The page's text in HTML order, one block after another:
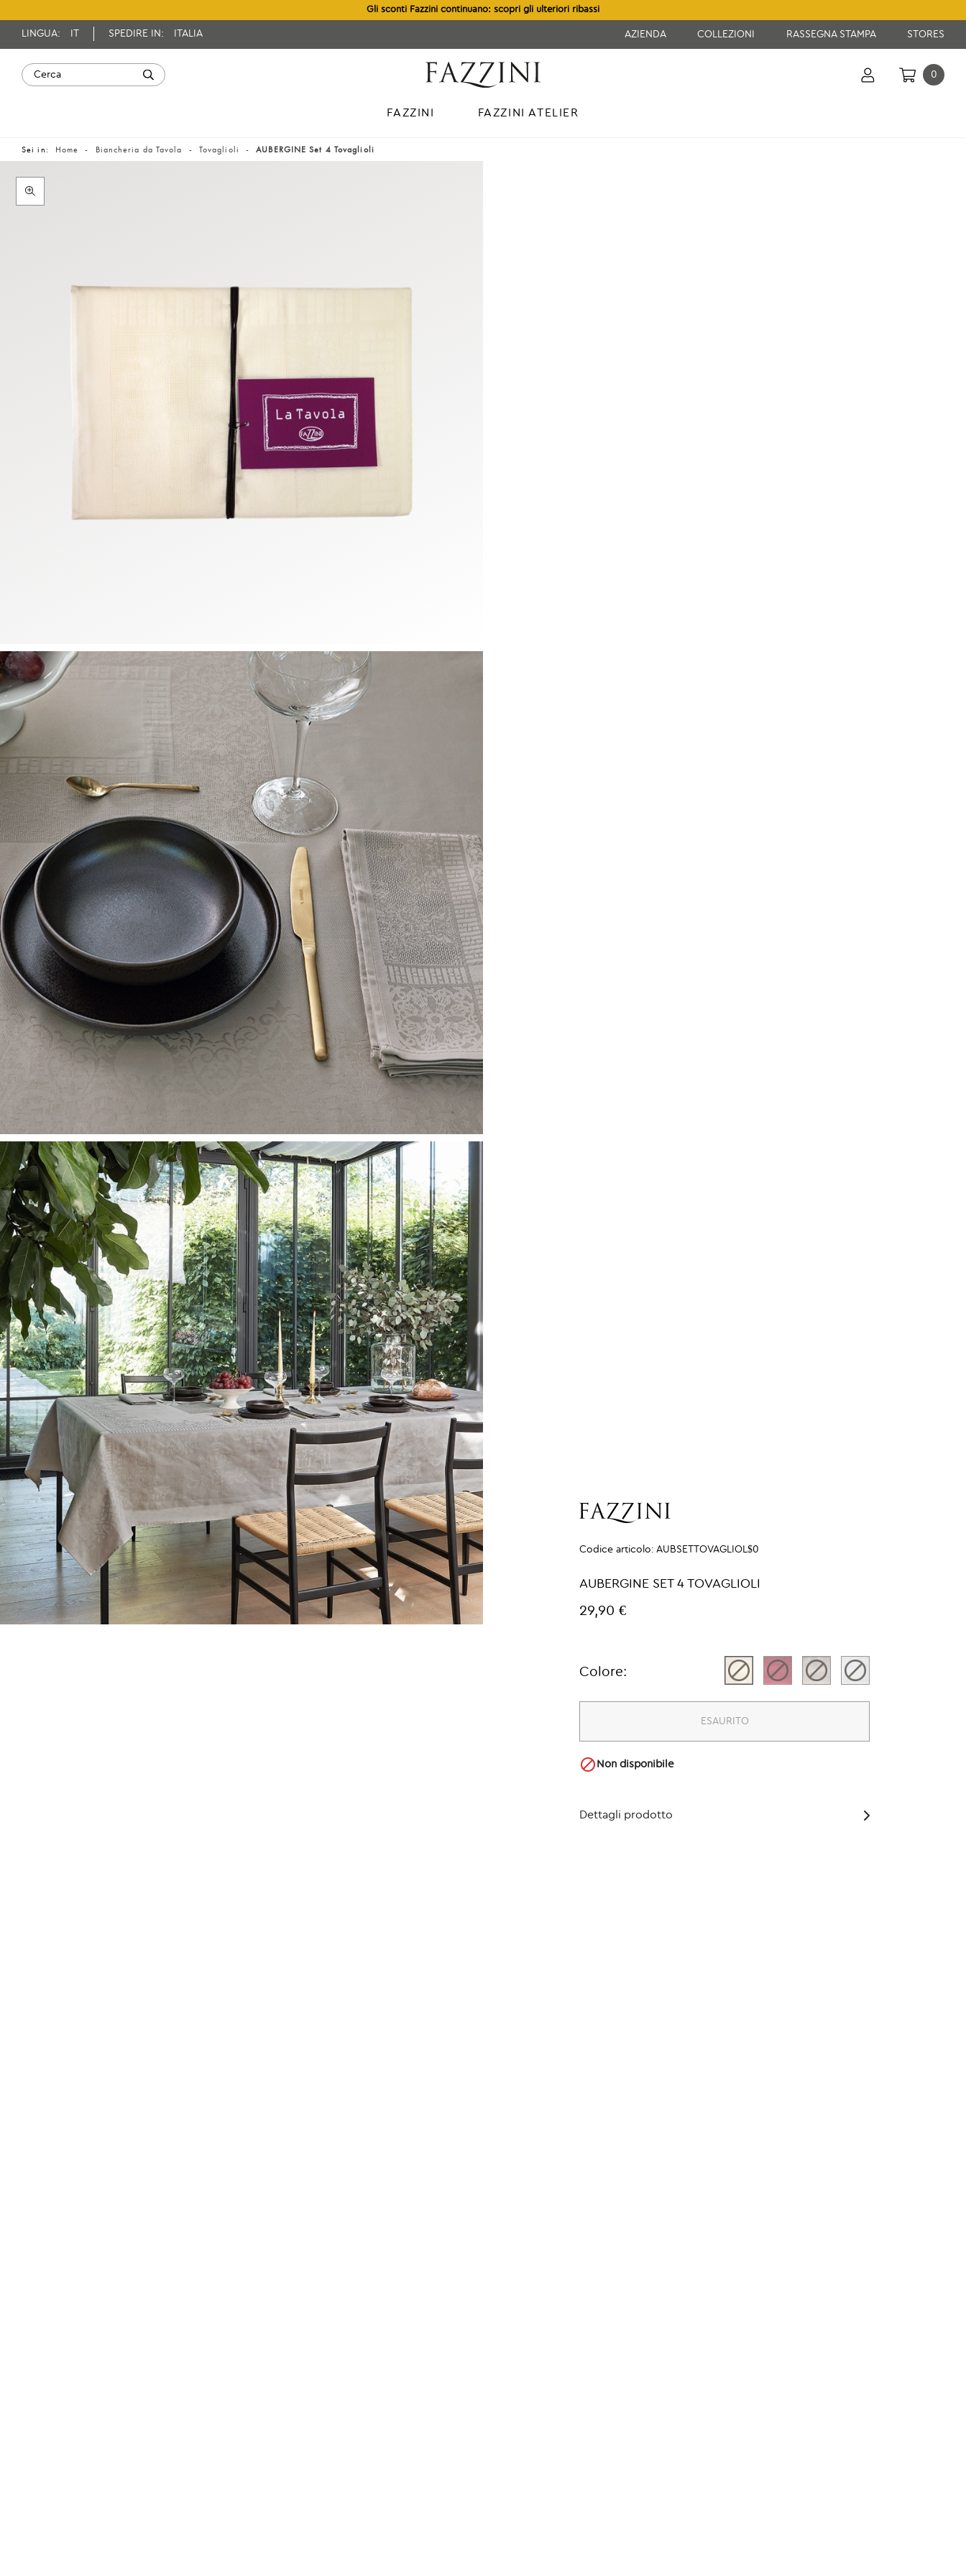
Gli sconti Fazzini continuano: scopri gli ulteriori ribassi
LINGUA: SPEDIRE IN: ITALIA AZIENDA COLLEZIONI RASSEGNA STAMPA STORES
0
FAZZINI FAZZINI ATELIER
Sei in: Home Biancheria da Tavola Tovaglioli AUBERGINE Set 4 Tovaglioli
Codice articolo:AUBSETTOVAGLIOL$0
AUBERGINE SET 4 TOVAGLIOLI
29,90 €
Colore:
ESAURITO
 Non disponibile
Dettagli prodotto